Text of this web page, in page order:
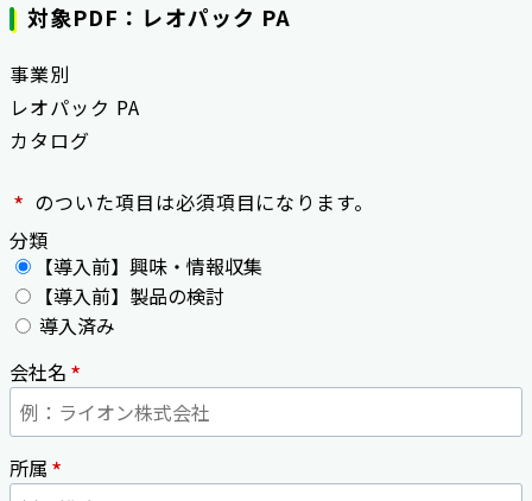
対象PDF：レオパック PA
事業別
レオパック PA
カタログ
* のついた項目は必須項目になります。
分類
【導入前】興味・情報収集
【導入前】製品の検討
導入済み
会社名 *
所属 *